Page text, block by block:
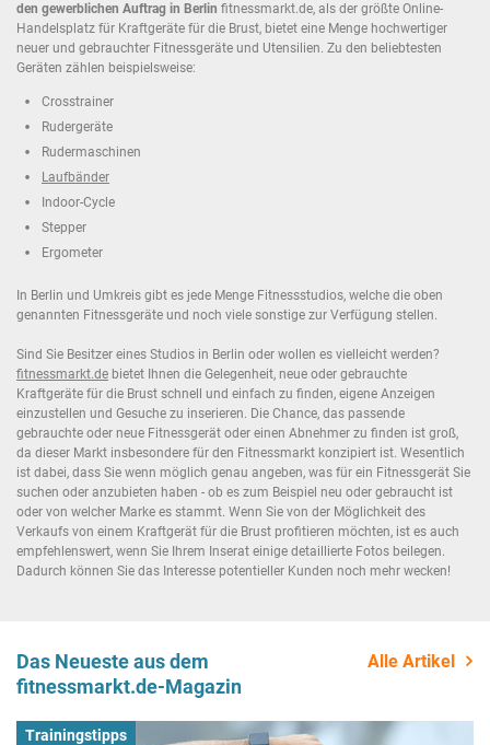
den gewerblichen Auftrag in Berlin fitnessmarkt.de, als der größte Online-
Handelsplatz für Kraftgeräte für die Brust, bietet eine Menge hochwertiger
neuer und gebrauchter Fitnessgeräte und Utensilien. Zu den beliebtesten
Geräten zählen beispielsweise:
Crosstrainer
Rudergeräte
Rudermaschinen
Laufbänder
Indoor-Cycle
Stepper
Ergometer
In Berlin und Umkreis gibt es jede Menge Fitnessstudios, welche die oben
genannten Fitnessgeräte und noch viele sonstige zur Verfügung stellen.
Sind Sie Besitzer eines Studios in Berlin oder wollen es vielleicht werden?
fitnessmarkt.de bietet Ihnen die Gelegenheit, neue oder gebrauchte
Kraftgeräte für die Brust schnell und einfach zu finden, eigene Anzeigen
einzustellen und Gesuche zu inserieren. Die Chance, das passende
gebrauchte oder neue Fitnessgerät oder einen Abnehmer zu finden ist groß,
da dieser Markt insbesondere für den Fitnessmarkt konzipiert ist. Wesentlich
ist dabei, dass Sie wenn möglich genau angeben, was für ein Fitnessgerät Sie
suchen oder anzubieten haben - ob es zum Beispiel neu oder gebraucht ist
oder von welcher Marke es stammt. Wenn Sie von der Möglichkeit des
Verkaufs von einem Kraftgerät für die Brust profitieren möchten, ist es auch
empfehlenswert, wenn Sie Ihrem Inserat einige detaillierte Fotos beilegen.
Dadurch können Sie das Interesse potentieller Kunden noch mehr wecken!
Das Neueste aus dem
fitnessmarkt.de-Magazin
Alle Artikel
Trainingstipps